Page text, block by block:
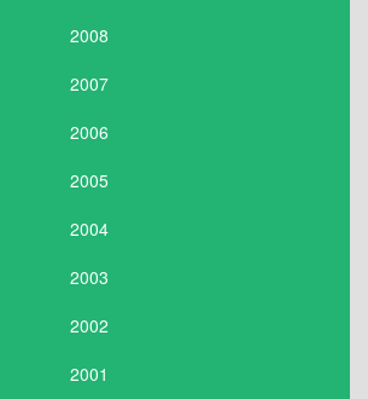
2008
2007
2006
2005
2004
2003
2002
2001